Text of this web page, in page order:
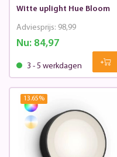
Witte uplight Hue Bloom
Nu:84,97
Adviesprijs: 98,99
3 - 5 werkdagen
13.65%